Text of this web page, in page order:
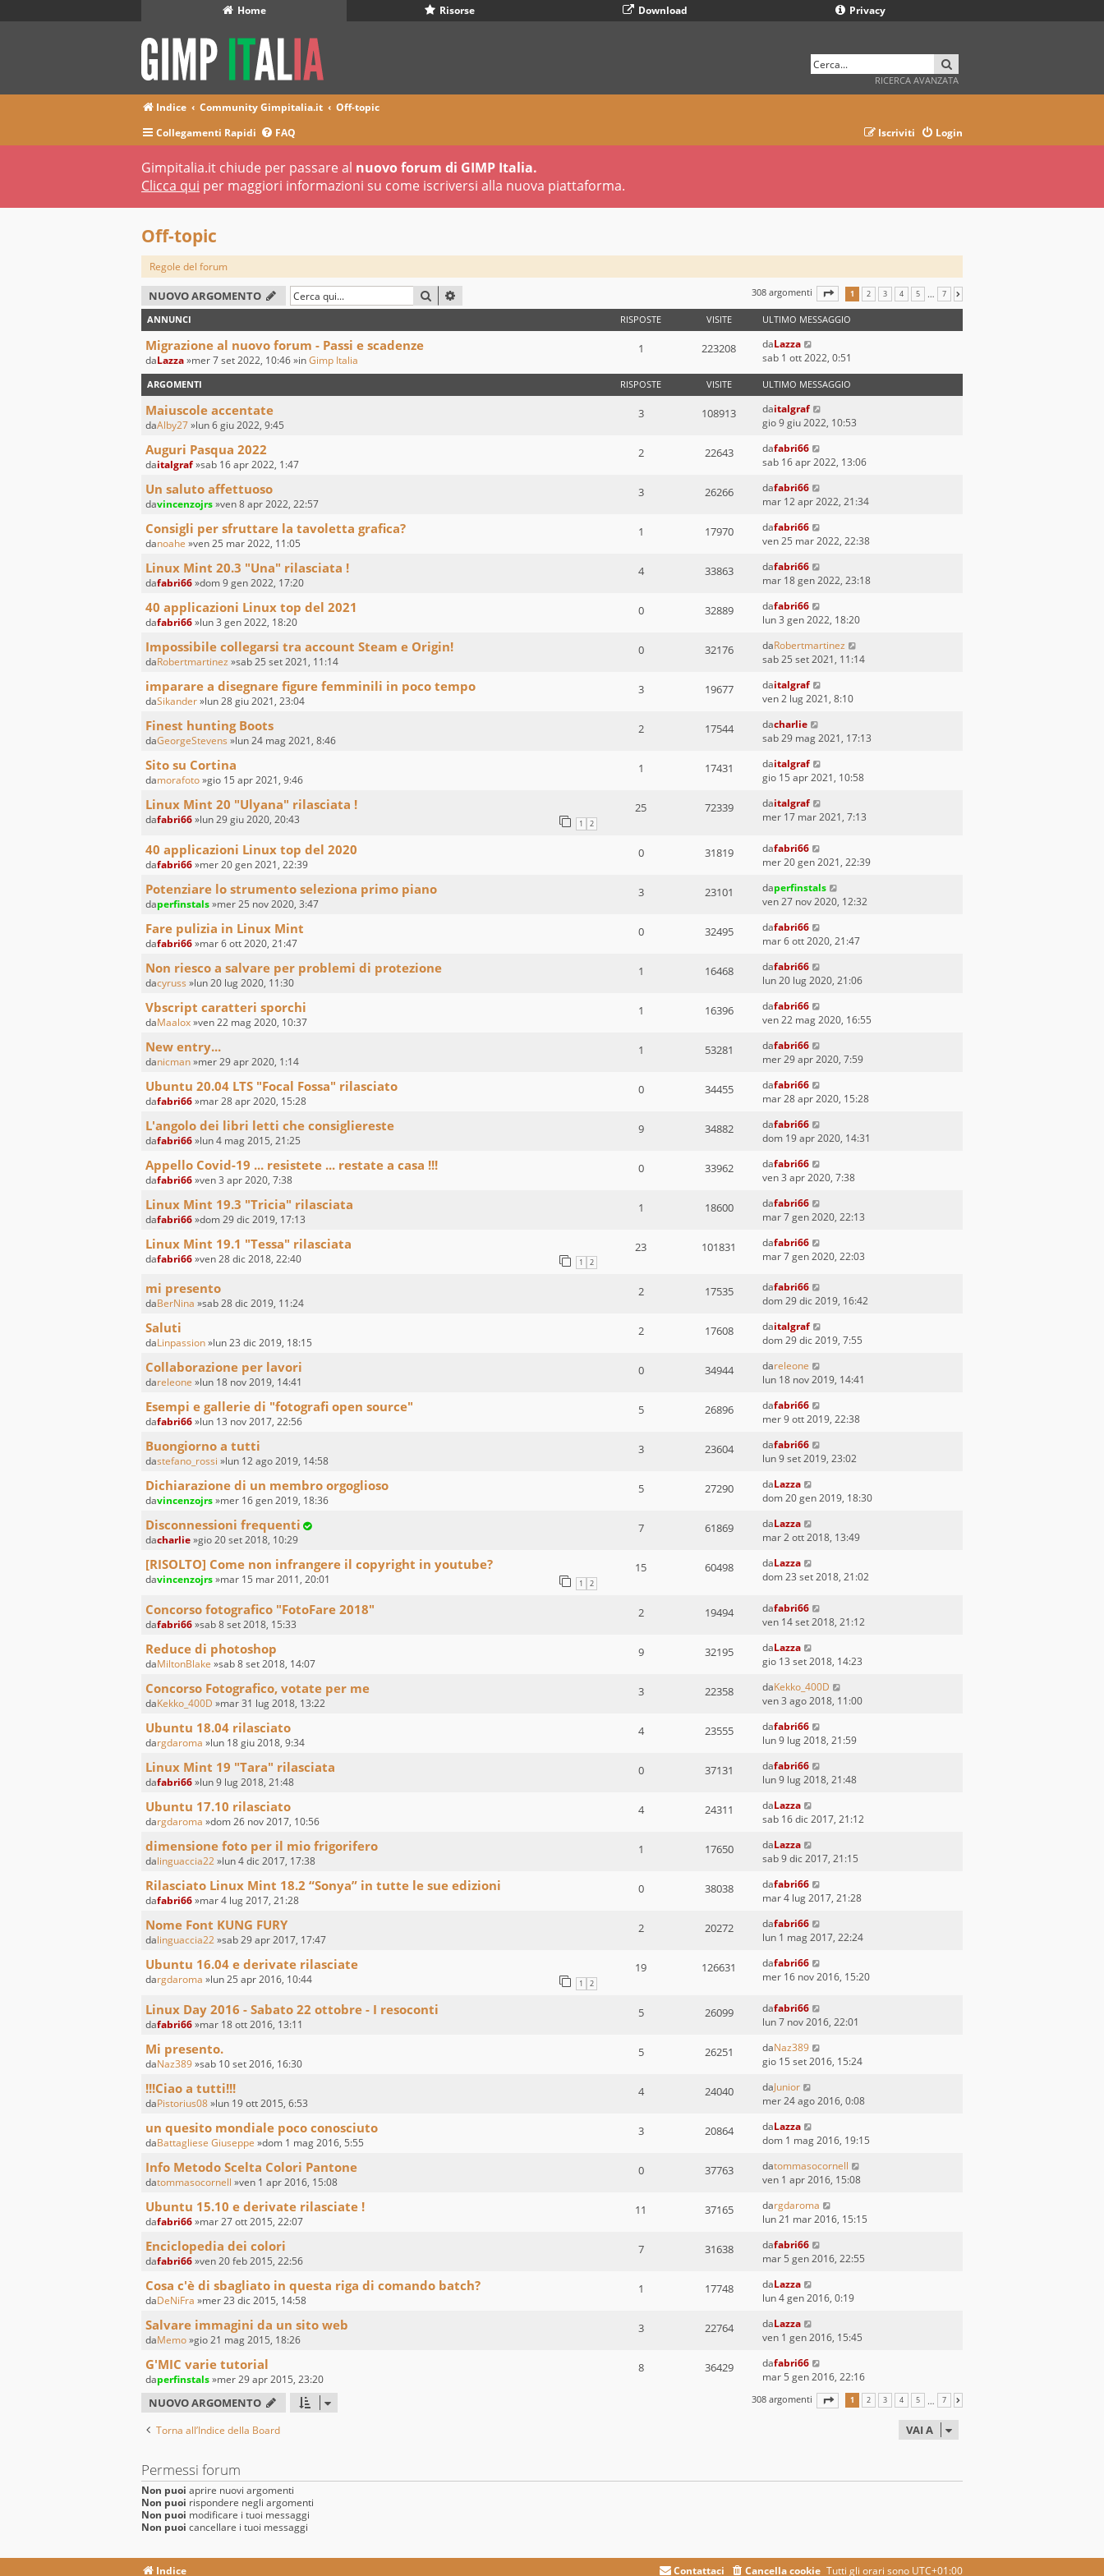
Home Risorse Download Privacy
RICERCA AVANZATA
Indice Community Gimpitalia.it
Off-topic
Collegamenti Rapidi
FAQ Login
Iscriviti
Gimpitalia.it chiude per passare al nuovo forum di GIMP Italia.
Clicca qui per maggiori informazioni su come iscriversi alla nuova piattaforma.
Off-topic
Regole del forum
NUOVO ARGOMENTO CERCA 308 argomenti PAGINA 1DI 7
1 2 3 4 5 … 7
ANNUNCI RISPOSTE VISITE ULTIMO MESSAGGIO
Migrazione al nuovo forum - Passi e scadenze
daLazza»mer 7 set 2022, 10:46 »inGimp Italia
1 223208 daLazza
sab 1 ott 2022, 0:51
ARGOMENTI RISPOSTE VISITE ULTIMO MESSAGGIO
Maiuscole accentate
daAlby27»lun 6 giu 2022, 9:45
3 108913 daitalgraf
gio 9 giu 2022, 10:53
Auguri Pasqua 2022
daitalgraf»sab 16 apr 2022, 1:47
2 22643 dafabri66
sab 16 apr 2022, 13:06
Un saluto affettuoso
davincenzojrs»ven 8 apr 2022, 22:57
3 26266 dafabri66
mar 12 apr 2022, 21:34
Consigli per sfruttare la tavoletta grafica?
danoahe »ven 25 mar 2022, 11:05
1 17970 dafabri66
ven 25 mar 2022, 22:38
Linux Mint 20.3 "Una" rilasciata !
dafabri66»dom 9 gen 2022, 17:20
4 33863 dafabri66
mar 18 gen 2022, 23:18
40 applicazioni Linux top del 2021
dafabri66»lun 3 gen 2022, 18:20
0 32889 dafabri66
lun 3 gen 2022, 18:20
Impossibile collegarsi tra account Steam e Origin!
daRobertmartinez »sab 25 set 2021, 11:14
0 32176 daRobertmartinez
sab 25 set 2021, 11:14
imparare a disegnare figure femminili in poco tempo
daSikander»lun 28 giu 2021, 23:04
3 19677 daitalgraf
ven 2 lug 2021, 8:10
Finest hunting Boots
daGeorgeStevens »lun 24 mag 2021, 8:46
2 17544 dacharlie
sab 29 mag 2021, 17:13
Sito su Cortina
damorafoto»gio 15 apr 2021, 9:46
1 17431 daitalgraf
gio 15 apr 2021, 10:58
Linux Mint 20 "Ulyana" rilasciata !
dafabri66»lun 29 giu 2020, 20:43 1 2
25 72339 daitalgraf
mer 17 mar 2021, 7:13
40 applicazioni Linux top del 2020
dafabri66»mer 20 gen 2021, 22:39
0 31819 dafabri66
mer 20 gen 2021, 22:39
Potenziare lo strumento seleziona primo piano
daperfinstals»mer 25 nov 2020, 3:47
3 23101 daperfinstals
ven 27 nov 2020, 12:32
Fare pulizia in Linux Mint
dafabri66»mar 6 ott 2020, 21:47
0 32495 dafabri66
mar 6 ott 2020, 21:47
Non riesco a salvare per problemi di protezione
dacyruss »lun 20 lug 2020, 11:30
1 16468 dafabri66
lun 20 lug 2020, 21:06
Vbscript caratteri sporchi
daMaalox»ven 22 mag 2020, 10:37
1 16396 dafabri66
ven 22 mag 2020, 16:55
New entry...
danicman»mer 29 apr 2020, 1:14
1 53281 dafabri66
mer 29 apr 2020, 7:59
Ubuntu 20.04 LTS "Focal Fossa" rilasciato
dafabri66»mar 28 apr 2020, 15:28
0 34455 dafabri66
mar 28 apr 2020, 15:28
L'angolo dei libri letti che consigliereste
dafabri66»lun 4 mag 2015, 21:25
9 34882 dafabri66
dom 19 apr 2020, 14:31
Appello Covid-19 ... resistete ... restate a casa !!!
dafabri66»ven 3 apr 2020, 7:38
0 33962 dafabri66
ven 3 apr 2020, 7:38
Linux Mint 19.3 "Tricia" rilasciata
dafabri66»dom 29 dic 2019, 17:13
1 18600 dafabri66
mar 7 gen 2020, 22:13
Linux Mint 19.1 "Tessa" rilasciata
dafabri66»ven 28 dic 2018, 22:40 1 2
23 101831 dafabri66
mar 7 gen 2020, 22:03
mi presento
daBerNina »sab 28 dic 2019, 11:24
2 17535 dafabri66
dom 29 dic 2019, 16:42
Saluti
daLinpassion»lun 23 dic 2019, 18:15
2 17608 daitalgraf
dom 29 dic 2019, 7:55
Collaborazione per lavori
dareleone »lun 18 nov 2019, 14:41
0 34944 dareleone
lun 18 nov 2019, 14:41
Esempi e gallerie di "fotografi open source"
dafabri66»lun 13 nov 2017, 22:56
5 26896 dafabri66
mer 9 ott 2019, 22:38
Buongiorno a tutti
dastefano_rossi »lun 12 ago 2019, 14:58
3 23604 dafabri66
lun 9 set 2019, 23:02
Dichiarazione di un membro orgoglioso
davincenzojrs»mer 16 gen 2019, 18:36
5 27290 daLazza
dom 20 gen 2019, 18:30
Disconnessioni frequenti
dacharlie»gio 20 set 2018, 10:29
7 61869 daLazza
mar 2 ott 2018, 13:49
[RISOLTO] Come non infrangere il copyright in youtube?
davincenzojrs»mar 15 mar 2011, 20:01 1 2
15 60498 daLazza
dom 23 set 2018, 21:02
Concorso fotografico "FotoFare 2018"
dafabri66»sab 8 set 2018, 15:33
2 19494 dafabri66
ven 14 set 2018, 21:12
Reduce di photoshop
daMiltonBlake »sab 8 set 2018, 14:07
9 32195 daLazza
gio 13 set 2018, 14:23
Concorso Fotografico, votate per me
daKekko_400D »mar 31 lug 2018, 13:22
3 22358 daKekko_400D
ven 3 ago 2018, 11:00
Ubuntu 18.04 rilasciato
dargdaroma »lun 18 giu 2018, 9:34
4 23555 dafabri66
lun 9 lug 2018, 21:59
Linux Mint 19 "Tara" rilasciata
dafabri66»lun 9 lug 2018, 21:48
0 37131 dafabri66
lun 9 lug 2018, 21:48
Ubuntu 17.10 rilasciato
dargdaroma »dom 26 nov 2017, 10:56
4 24311 daLazza
sab 16 dic 2017, 21:12
dimensione foto per il mio frigorifero
dalinguaccia22»lun 4 dic 2017, 17:38
1 17650 daLazza
sab 9 dic 2017, 21:15
Rilasciato Linux Mint 18.2 “Sonya” in tutte le sue edizioni
dafabri66»mar 4 lug 2017, 21:28
0 38038 dafabri66
mar 4 lug 2017, 21:28
Nome Font KUNG FURY
dalinguaccia22»sab 29 apr 2017, 17:47
2 20272 dafabri66
lun 1 mag 2017, 22:24
Ubuntu 16.04 e derivate rilasciate
dargdaroma »lun 25 apr 2016, 10:44 1 2
19 126631 dafabri66
mer 16 nov 2016, 15:20
Linux Day 2016 - Sabato 22 ottobre - I resoconti
dafabri66»mar 18 ott 2016, 13:11
5 26099 dafabri66
lun 7 nov 2016, 22:01
Mi presento.
daNaz389»sab 10 set 2016, 16:30
5 26251 daNaz389
gio 15 set 2016, 15:24
!!!Ciao a tutti!!!
daPistorius08»lun 19 ott 2015, 6:53
4 24040 daJunior
mer 24 ago 2016, 0:08
un quesito mondiale poco conosciuto
daBattagliese Giuseppe »dom 1 mag 2016, 5:55
3 20864 daLazza
dom 1 mag 2016, 19:15
Info Metodo Scelta Colori Pantone
datommasocornell »ven 1 apr 2016, 15:08
0 37763 datommasocornell
ven 1 apr 2016, 15:08
Ubuntu 15.10 e derivate rilasciate !
dafabri66»mar 27 ott 2015, 22:07
11 37165 dargdaroma
lun 21 mar 2016, 15:15
Enciclopedia dei colori
dafabri66»ven 20 feb 2015, 22:56
7 31638 dafabri66
mar 5 gen 2016, 22:55
Cosa c'è di sbagliato in questa riga di comando batch?
daDeNiFra »mer 23 dic 2015, 14:58
1 17748 daLazza
lun 4 gen 2016, 0:19
Salvare immagini da un sito web
daMemo»gio 21 mag 2015, 18:26
3 22764 daLazza
ven 1 gen 2016, 15:45
G'MIC varie tutorial
daperfinstals»mer 29 apr 2015, 23:20
8 36429 dafabri66
mar 5 gen 2016, 22:16
NUOVO ARGOMENTO 308 argomenti PAGINA 1DI 7
1 2 3 4 5 … 7
Torna all’Indice della Board VAI A
Permessi forum
Non puoi aprire nuovi argomenti
Non puoi rispondere negli argomenti
Non puoi modificare i tuoi messaggi
Non puoi cancellare i tuoi messaggi
Indice Tutti gli orari sono UTC+01:00
Cancella cookie
Contattaci